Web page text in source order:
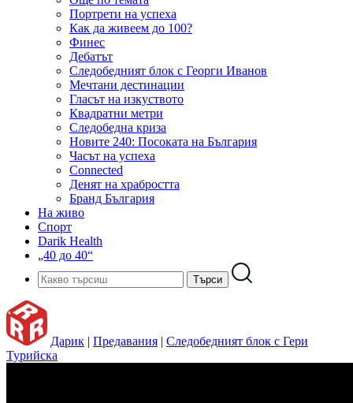
Портрети на успеха
Как да живеем до 100?
Финес
Дебатът
Следобедният блок с Георги Иванов
Мечтани дестинации
Гласът на изкуството
Квадратни метри
Следобедна криза
Новите 240: Посоката на България
Часът на успеха
Connected
Денят на храбростта
Бранд България
На живо
Спорт
Darik Health
„40 до 40“
Дарик | Предавания | Следобедният блок с Гери
Турийска